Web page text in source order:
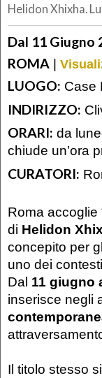
Helidon Xhixha.
Dal 11 Giugno
ROMA |
LUOGO: Case
INDIRIZZO:
ORARI: da
chiude un’ora
CURATORI:
Roma accoglie
di Helidon
concepito per
uno dei
Dal 11 giugno
inserisce negli
Il titolo stesso